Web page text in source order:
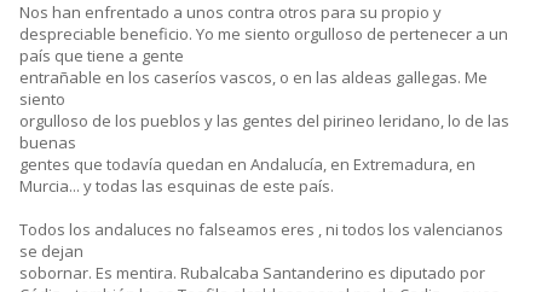
Nos han enfrentado a unos contra otros para su propio y
despreciable beneficio. Yo me siento orgulloso de pertenecer a un
país que tiene a gente
entrañable en los caseríos vascos, o en las aldeas gallegas. Me
siento
orgulloso de los pueblos y las gentes del pirineo leridano, lo de las
buenas
gentes que todavía quedan en Andalucía, en Extremadura, en
Murcia... y todas las esquinas de este país.
Todos los andaluces no falseamos eres , ni todos los valencianos
se dejan
sobornar. Es mentira. Rubalcaba Santanderino es diputado por